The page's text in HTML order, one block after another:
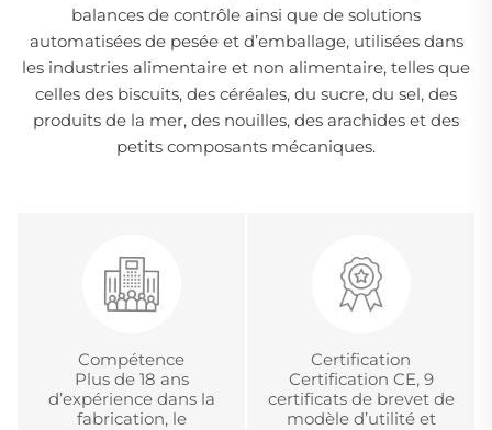
balances de contrôle ainsi que de solutions
automatisées de pesée et d’emballage, utilisées dans
les industries alimentaire et non alimentaire, telles que
celles des biscuits, des céréales, du sucre, du sel, des
produits de la mer, des nouilles, des arachides et des
petits composants mécaniques.
Compétence
Plus de 18 ans
d’expérience dans la
fabrication, le
Certification
Certification CE, 9
certificats de brevet de
modèle d’utilité et